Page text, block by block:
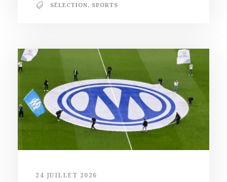
SÉLECTION, SPORTS
24 JUILLET 2026